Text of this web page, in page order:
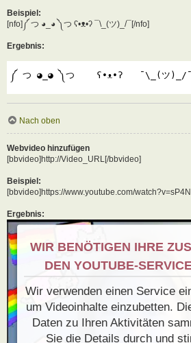
Beispiel:
[nfo]༼ つ ◕_◕ ༽つ ʕ•ᴥ•ʔ ¯\_(ツ)_/¯[/nfo]
Ergebnis:
༼ つ ◕_◕ ༽つ    ʕ•ᴥ•ʔ   ¯\_(ツ)_/¯
Nach oben
Webvideo hinzufügen
[bbvideo]http://Video_URL[/bbvideo]
Beispiel:
[bbvideo]https://www.youtube.com/
Ergebnis:
WIR BENÖTIGEN IHRE
DEN YOUTUBE-
Wir verwenden einen Service
um Videoinhalte einzubetten.
Daten zu Ihren Aktivitäten
Sie die Details durch und